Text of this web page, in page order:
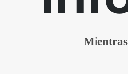
Mientras